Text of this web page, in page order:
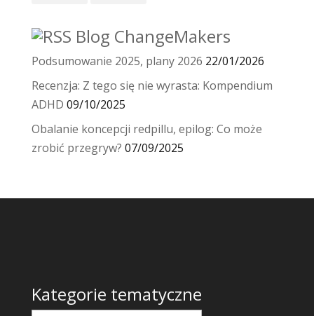
Blog ChangeMakers
Podsumowanie 2025, plany 2026 22/01/2026
Recenzja: Z tego się nie wyrasta: Kompendium
ADHD 09/10/2025
Obalanie koncepcji redpillu, epilog: Co może
zrobić przegryw? 07/09/2025
Kategorie tematyczne